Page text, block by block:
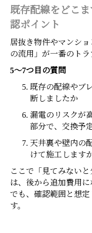
既存配線をどこ
認ポイント
居抜き物件やマンシ
の流用」が一番のトラ
5〜7つ目の質問
既存の配線やブ
断しましたか
漏電のリスクが
部分で、交換予
天井裏や壁内の
けて施工します
ここで「見てみない
は、後から追加費用
でも、確認範囲と想
す。